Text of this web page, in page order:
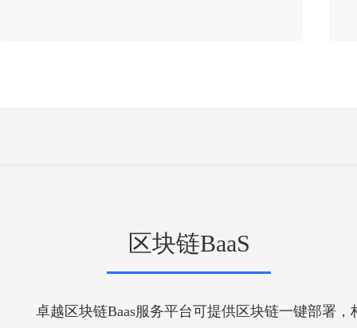
区块链BaaS
卓越区块链Baas服务平台可提供区块链一键部署，